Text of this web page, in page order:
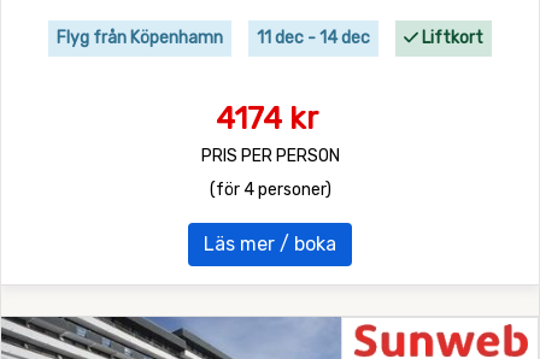
Flyg från Köpenhamn 11 dec - 14 dec Liftkort
4174 kr
PRIS PER PERSON
(för 4 personer)
Läs mer / boka